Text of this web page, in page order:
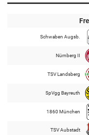
Schwaben Augsb.
Nürnberg II
TSV Landsberg
SpVgg Bayreuth
1860 München
TSV Aubstadt